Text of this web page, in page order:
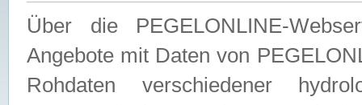
Über die PEGELONLINE-
Angebote mit Daten von
Rohdaten verschiedener